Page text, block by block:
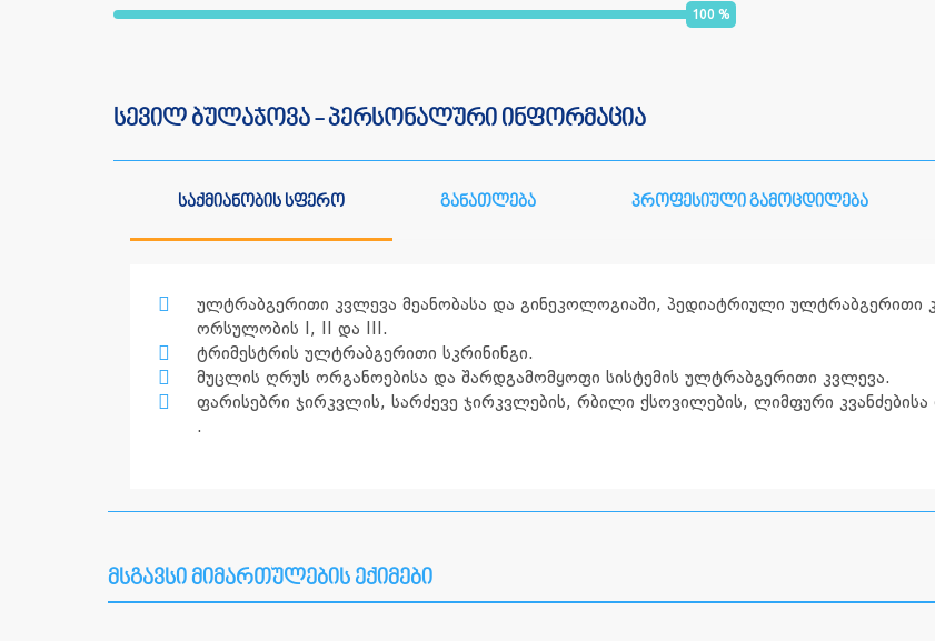
100 %
სევილ ბულაჯოვა - პერსონალური ინფორმაცია
საქმიანობის სფერო განათლება პროფესიული გამოცდილება
ულტრაბგერითი კვლევა მეანობასა და გინეკოლოგიაში, პედიატრიული ულტრაბგერითი
ორსულობის I, II და III.
ტრიმესტრის ულტრაბგერითი სკრინინგი.
მუცლის ღრუს ორგანოებისა და შარდგამომყოფი სისტემის ულტრაბგერითი კვლევა.
ფარისებრი ჯირკვლის, სარძევე ჯირკვლების, რბილი ქსოვილების, ლიმფური
.
მსგავსი მიმართულების ექიმები